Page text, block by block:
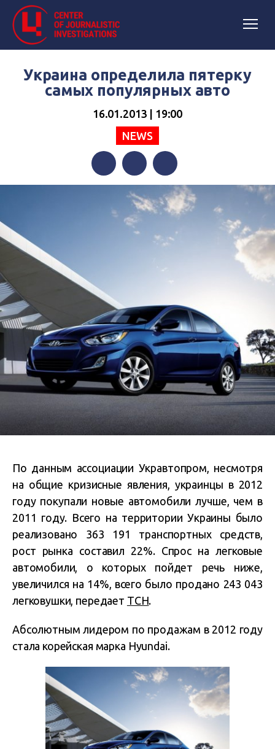
Украина определила пятерку
самых популярных авто
16.01.2013 | 19:00
NEWS
FacebookTwitterTelegram
По данным ассоциации Укравтопром, несмотря
на общие кризисные явления, украинцы в 2012
году покупали новые автомобили лучше, чем в
2011 году. Всего на территории Украины было
реализовано 363 191 транспортных средств,
рост рынка составил 22%. Спрос на легковые
автомобили, о которых пойдет речь ниже,
увеличился на 14%, всего было продано 243 043
легковушки, передает ТСН.
Абсолютным лидером по продажам в 2012 году
стала корейская марка Hyundai.